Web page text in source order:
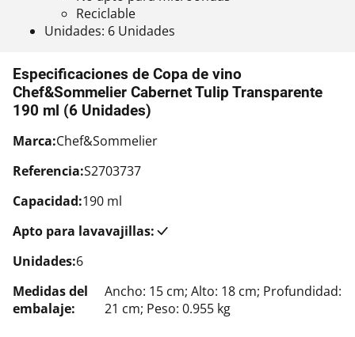
Reciclable
Unidades: 6 Unidades
Especificaciones de Copa de vino
Chef&Sommelier Cabernet Tulip Transparente
190 ml (6 Unidades)
Marca:Chef&Sommelier
Referencia:S2703737
Capacidad:190 ml
Apto para lavavajillas:
Unidades:6
Medidas del
embalaje:
Ancho: 15 cm; Alto: 18 cm; Profundidad:
21 cm; Peso: 0.955 kg